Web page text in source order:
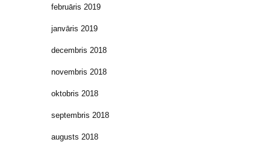
februāris 2019
janvāris 2019
decembris 2018
novembris 2018
oktobris 2018
septembris 2018
augusts 2018